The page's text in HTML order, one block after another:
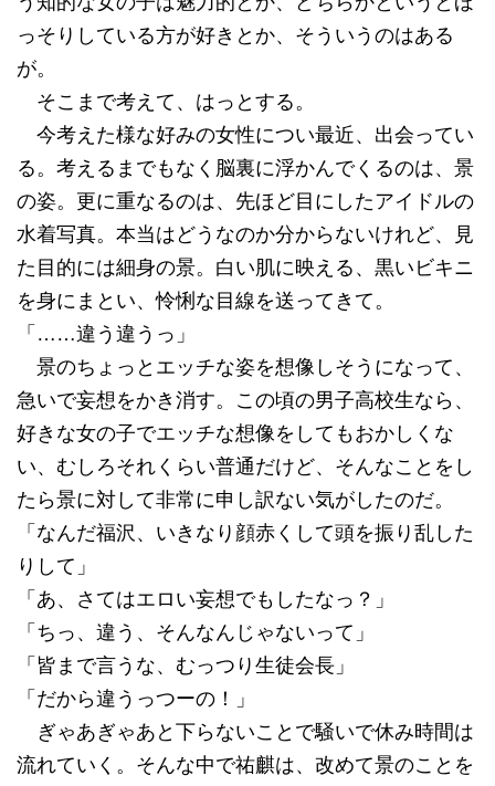
っそりしている方が好きとか、そういうのはある
が。
そこまで考えて、はっとする。
今考えた様な好みの女性につい最近、出会ってい
る。考えるまでもなく脳裏に浮かんでくるのは、景
の姿。更に重なるのは、先ほど目にしたアイドルの
水着写真。本当はどうなのか分からないけれど、見
た目的には細身の景。白い肌に映える、黒いビキニ
を身にまとい、怜悧な目線を送ってきて。
「……違う違うっ」
景のちょっとエッチな姿を想像しそうになって、
急いで妄想をかき消す。この頃の男子高校生なら、
好きな女の子でエッチな想像をしてもおかしくな
い、むしろそれくらい普通だけど、そんなことをし
たら景に対して非常に申し訳ない気がしたのだ。
「なんだ福沢、いきなり顔赤くして頭を振り乱した
りして」
「あ、さてはエロい妄想でもしたなっ？」
「ちっ、違う、そんなんじゃないって」
「皆まで言うな、むっつり生徒会長」
「だから違うっつーの！」
ぎゃあぎゃあと下らないことで騒いで休み時間は
流れていく。そんな中で祐麒は、改めて景のことを